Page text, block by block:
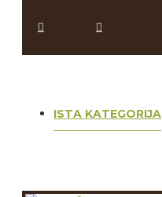
ISTA KATEGORIJA